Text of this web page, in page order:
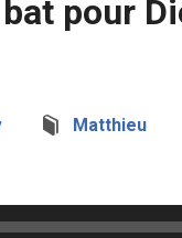
pour
Matthieu